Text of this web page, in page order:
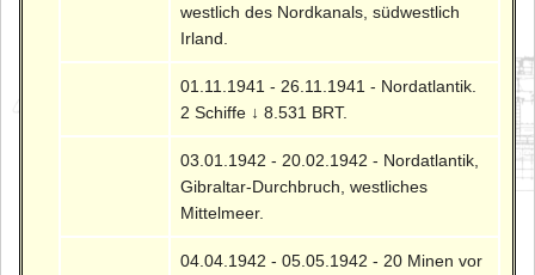
westlich des Nordkanals, südwestlich
Irland.
01.11.1941 - 26.11.1941 - Nordatlantik.
2 Schiffe ↓ 8.531 BRT.
03.01.1942 - 20.02.1942 - Nordatlantik,
Gibraltar-Durchbruch, westliches
Mittelmeer.
04.04.1942 - 05.05.1942 - 20 Minen vor